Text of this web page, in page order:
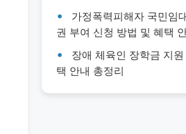
가정폭력피해자 국민임
권 부여 신청 방법 및 혜택
장애 체육인 장학금 지
택 안내 총정리